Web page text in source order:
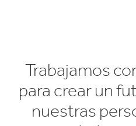
Trabajamos
para crear un
nuestras